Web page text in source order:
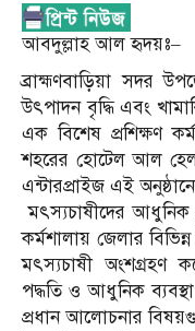
আবদুল্লাহ আল হৃদয়ঃ–
​ব্রাহ্মণবাড়িয়া সদর
উৎপাদন বৃদ্ধি এবং
এক বিশেষ প্রশিক্ষণ
শহরের হোটেল আল
এন্টারপ্রাইজ এই
মৎস্যচাষীদের আধুনিক
কর্মশালায় জেলার
মৎস্যচাষী অংশগ্রহণ
পদ্ধতি ও আধুনিক
প্রধান আলোচনার